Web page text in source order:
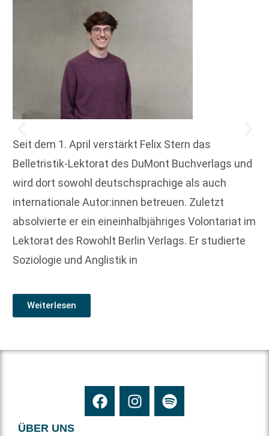
Seit dem 1. April verstärkt Felix Stern das
Belletristik-Lektorat des DuMont Buchverlags und
wird dort sowohl deutschsprachige als auch
internationale Autor:innen betreuen. Zuletzt
absolvierte er ein eineinhalbjähriges Volontariat im
Lektorat des Rowohlt Berlin Verlags. Er studierte
Soziologie und Anglistik in
Weiterlesen
ÜBER UNS